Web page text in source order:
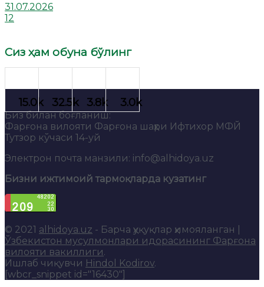
31.07.2026
12
Сиз ҳам обуна бўлинг
Биз билан боғланиш:
Фарғона вилояти Фарғона шаҳри Ифтихор МФЙ
Тутзор кўчаси 14-уй
Электрон почта манзили: info@alhidoya.uz
Бизни ижтимоий тармоқларда кузатинг
© 2021 alhidoya.uz - Барча ҳуқуқлар ҳимояланган |
Ўзбекистон мусулмонлари идорасининг Фарғона
вилояти вакиллиги.
Ишлаб чиқувчи Hindol Kodirov.
[wbcr_snippet id="16430"]